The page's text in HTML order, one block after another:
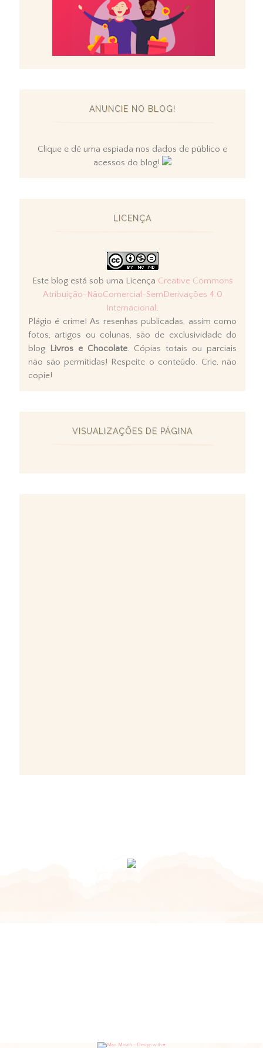
ANUNCIE NO BLOG!
Clique e dê uma espiada nos dados de público e
acessos do blog!
LICENÇA
Este blog está sob uma Licença Creative Commons
Atribuição-NãoComercial-SemDerivações 4.0
Internacional .
Plágio é crime! As resenhas publicadas, assim como
fotos, artigos ou colunas, são de exclusividade do
blog Livros e Chocolate. Cópias totais ou parciais
não são permitidas! Respeite o conteúdo. Crie, não
copie!
VISUALIZAÇÕES DE PÁGINA